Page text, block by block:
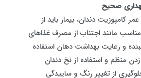
صحیح
کامپوزیت دندان، بیمار باید از
مانند اجتناب از مصرف غذاهای
و رعایت بهداشت دهان استفاده
منظم و استفاده از نخ دندان
از تغییر رنگ و ساییدگی